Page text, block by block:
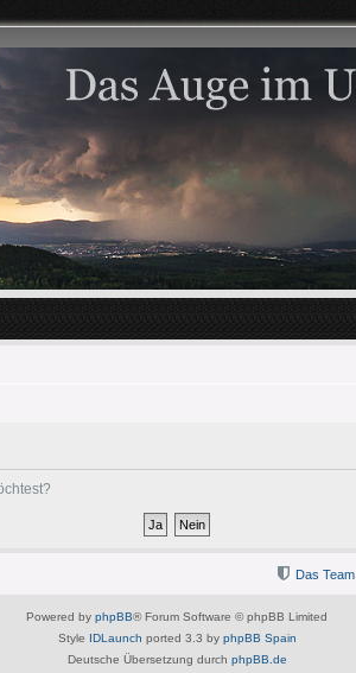
Das Team
Powered by phpBB® Forum Software © phpBB Limited
Style IDLaunch ported 3.3 by phpBB Spain
Deutsche Übersetzung durch phpBB.de